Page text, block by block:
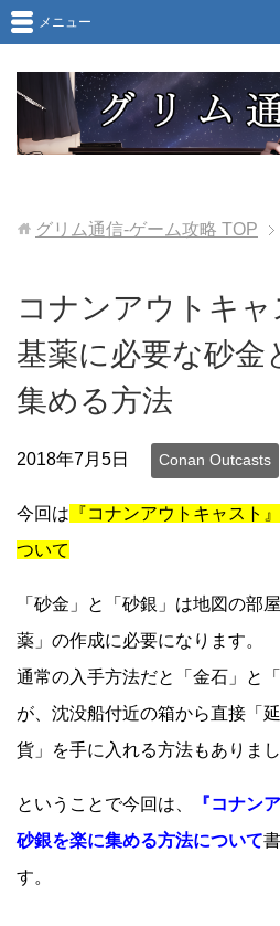
メニュー
グリム通信-ゲーム攻略 TOP
コナンアウトキ
基薬に必要な砂金
集める方法
2018年7月5日 Conan Outcasts
今回は 『コナンアウトキャスト
ついて
「砂金」と「砂銀」は地図の部
薬」の作成に必要になります。
通常の入手方法だと「金石」と
が、沈没船付近の箱から直接「
貨」を手に入れる方法もありまし
ということで今回は、
『コナン
砂銀を楽に集める方法について
す。